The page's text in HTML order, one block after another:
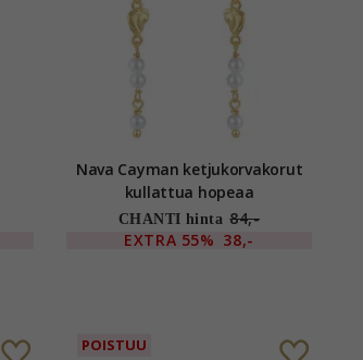
Nava Cayman ketjukorvakorut
kullattua hopeaa
CHANTI hinta 84,-
EXTRA 55% 38,-
POISTUU